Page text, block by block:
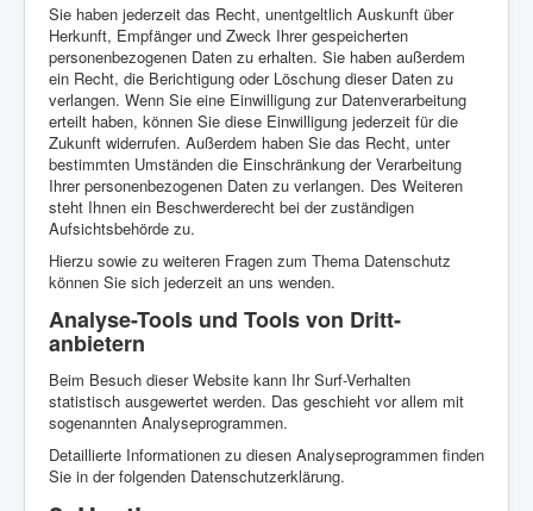
Sie haben jederzeit das Recht, unentgeltlich Auskunft über
Herkunft, Empfänger und Zweck Ihrer gespeicherten
personenbezogenen Daten zu erhalten. Sie haben außerdem
ein Recht, die Berichtigung oder Löschung dieser Daten zu
verlangen. Wenn Sie eine Einwilligung zur Datenverarbeitung
erteilt haben, können Sie diese Einwilligung jederzeit für die
Zukunft widerrufen. Außerdem haben Sie das Recht, unter
bestimmten Umständen die Einschränkung der Verarbeitung
Ihrer personenbezogenen Daten zu verlangen. Des Weiteren
steht Ihnen ein Beschwerderecht bei der zuständigen
Aufsichtsbehörde zu.
Hierzu sowie zu weiteren Fragen zum Thema Datenschutz
können Sie sich jederzeit an uns wenden.
Analyse-Tools und Tools von Dritt­
anbietern
Beim Besuch dieser Website kann Ihr Surf-Verhalten
statistisch ausgewertet werden. Das geschieht vor allem mit
sogenannten Analyseprogrammen.
Detaillierte Informationen zu diesen Analyseprogrammen finden
Sie in der folgenden Datenschutzerklärung.